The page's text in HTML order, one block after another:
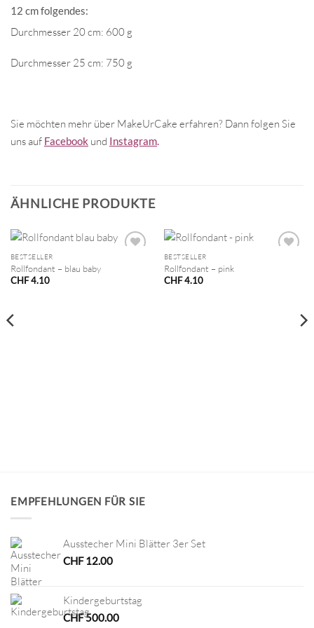
12 cm folgendes:
Durchmesser 20 cm: 600 g
Durchmesser 25 cm: 750 g
Sie möchten mehr über MakeUrCake erfahren? Dann folgen Sie
uns auf Facebook und Instagram.
ÄHNLICHE PRODUKTE
BESTSELLER
Rollfondant – blau baby
CHF4.10
BESTSELLER
Rollfondant – pink
CHF4.10
EMPFEHLUNGEN FÜR SIE
Ausstecher Mini Blätter 3er Set
CHF12.00
Kindergeburtstag
CHF500.00